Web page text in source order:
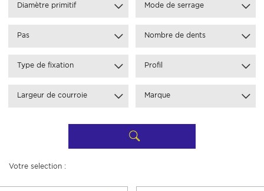
Diamètre primitif Mode de serrage
Pas Nombre de dents
Type de fixation Profil
Largeur de courroie Marque
Votre selection :